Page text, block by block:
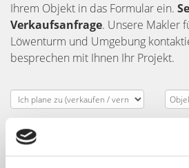
Ihrem Objekt in das Formular ein.
Verkaufsanfrage. Unsere Makler
Löwenturm und Umgebung
besprechen mit Ihnen Ihr Projekt.